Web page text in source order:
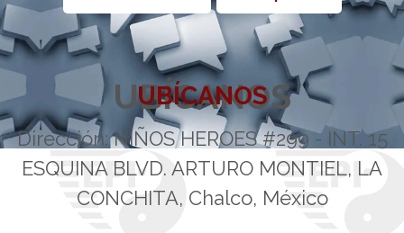
UBÍCANOS
UBÍCANOS
Dirección: NIÑOS HEROES #299 - INT. 15
ESQUINA BLVD. ARTURO MONTIEL, LA
CONCHITA, Chalco, México